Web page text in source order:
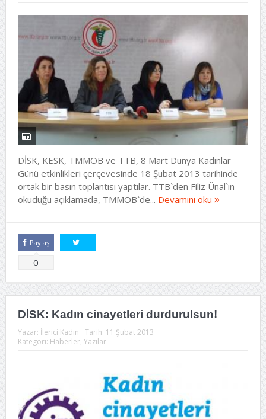
DİSK, KESK, TMMOB ve TTB, 8 Mart Dünya Kadınlar
Günü etkinlikleri çerçevesinde 18 Şubat 2013 tarihinde
ortak bir basın toplantısı yaptılar. TTB`den Filiz Ünal`ın
okuduğu açıklamada, TMMOB`de... Devamını oku
Paylaş
0
DİSK: Kadın cinayetleri durdurulsun!
Yazar: İlerici Kadın Tarih: 11 Şubat 2013
Kategori: Haberler, Yazılar